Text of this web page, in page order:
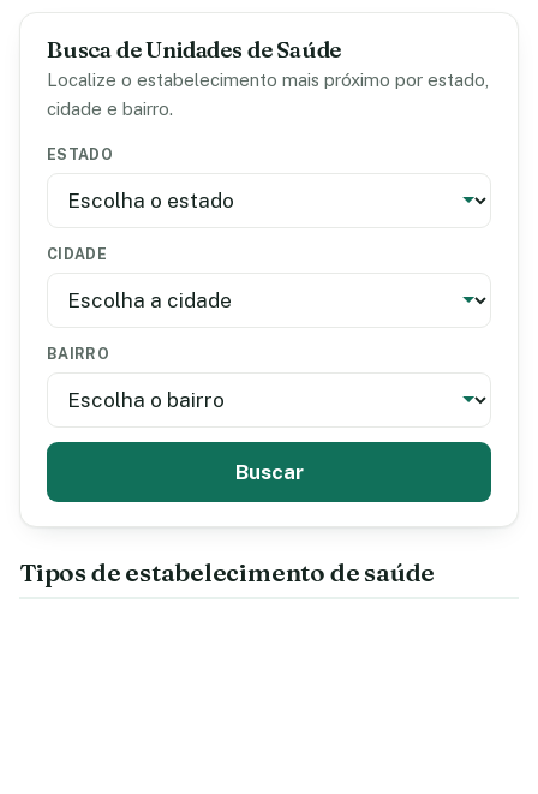
Busca de Unidades de Saúde
Localize o estabelecimento mais próximo por estado,
cidade e bairro.
ESTADO
CIDADE
BAIRRO
Buscar
Tipos de estabelecimento de saúde